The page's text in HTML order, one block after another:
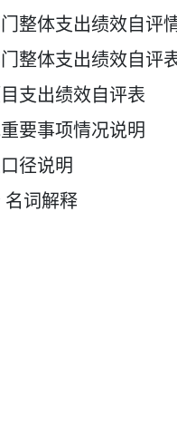
门整体支出绩效自评
门整体支出绩效自评
目支出绩效自评表
要事项情况说明
径说明
名词解释